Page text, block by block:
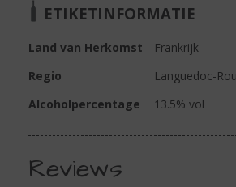
ETIKETINFORMATIE
Land van Herkomst
Frankrijk
Regio
Languedoc-
Alcoholpercentage
13.5% vol
Reviews